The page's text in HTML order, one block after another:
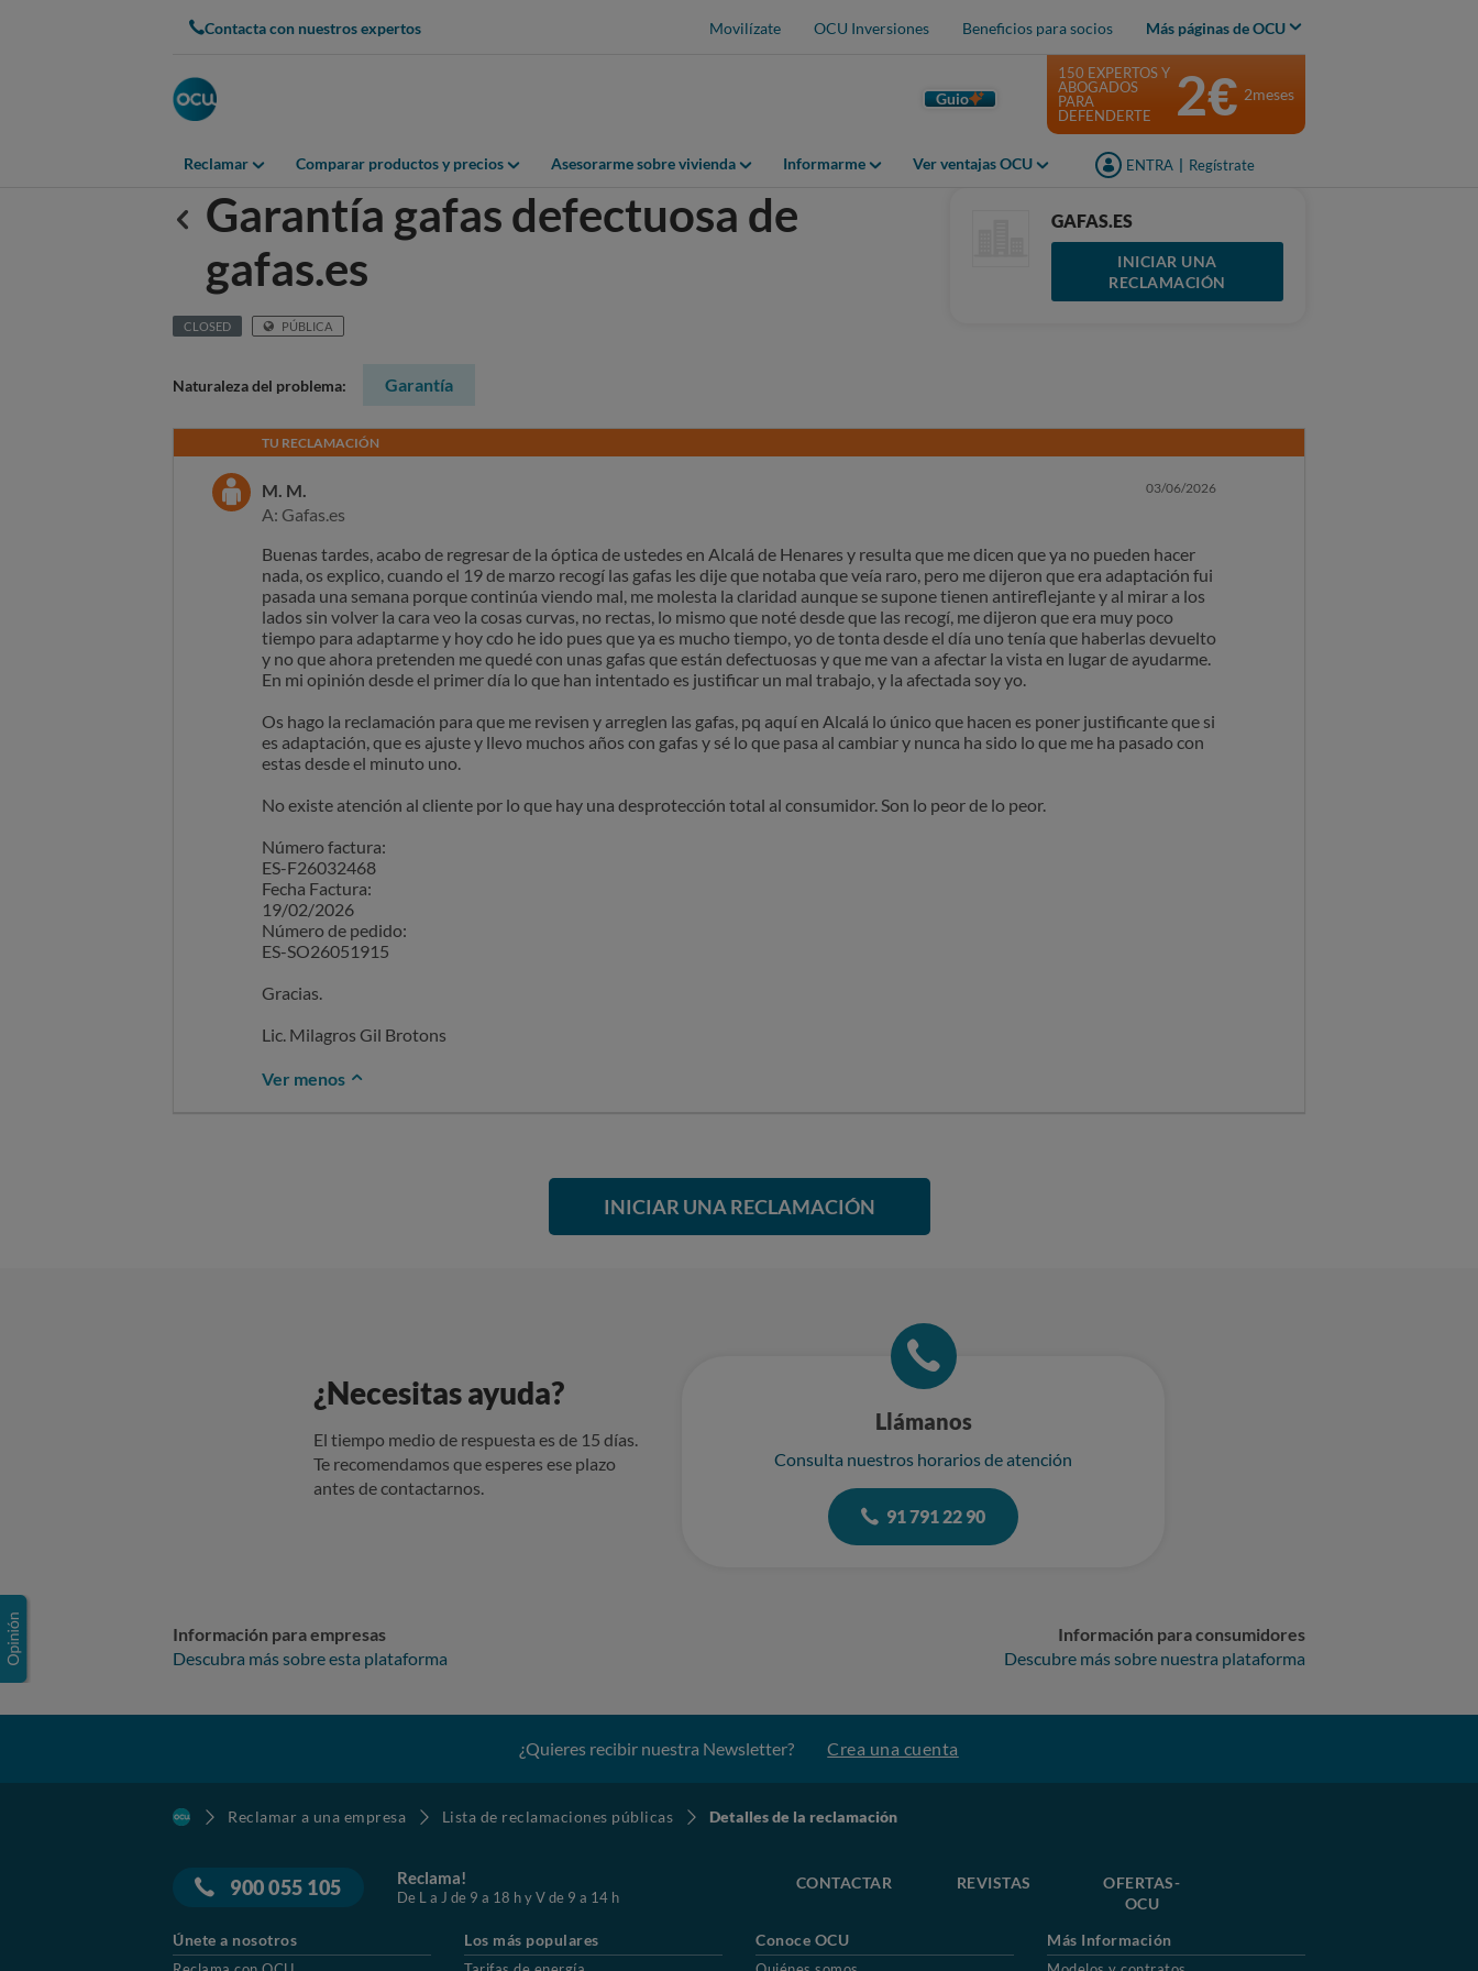
Contacta con nuestros expertos Movilízate OCU Inversiones Beneficios para socios Más páginas de OCU
Guio
Reclamar Comparar productos y precios Asesorarme sobre vivienda Informarme Ver ventajas OCU ENTRA Regístrate
150 EXPERTOS Y
ABOGADOS
PARA
DEFENDERTE
2€ 2meses
Anterior
Garantía gafas defectuosa de
gafas.es
CLOSED PÚBLICA
GAFAS.ES
INICIAR UNA
RECLAMACIÓN
Naturaleza del problema: Garantía
TU RECLAMACIÓN
M. M.
A: Gafas.es
03/06/2026
Buenas tardes, acabo de regresar de la óptica de ustedes en Alcalá de Henares y resulta que me dicen que ya no pueden hacer
nada, os explico, cuando el 19 de marzo recogí las gafas les dije que notaba que veía raro, pero me dijeron que era adaptación fui
pasada una semana porque continúa viendo mal, me molesta la claridad aunque se supone tienen antireflejante y al mirar a los
lados sin volver la cara veo la cosas curvas, no rectas, lo mismo que noté desde que las recogí, me dijeron que era muy poco
tiempo para adaptarme y hoy cdo he ido pues que ya es mucho tiempo, yo de tonta desde el día uno tenía que haberlas devuelto
y no que ahora pretenden me quedé con unas gafas que están defectuosas y que me van a afectar la vista en lugar de ayudarme.
En mi opinión desde el primer día lo que han intentado es justificar un mal trabajo, y la afectada soy yo.
Os hago la reclamación para que me revisen y arreglen las gafas, pq aquí en Alcalá lo único que hacen es poner justificante que si
es adaptación, que es ajuste y llevo muchos años con gafas y sé lo que pasa al cambiar y nunca ha sido lo que me ha pasado con
estas desde el minuto uno.
No existe atención al cliente por lo que hay una desprotección total al consumidor. Son lo peor de lo peor.
Número factura:
ES-F26032468
Fecha Factura:
19/02/2026
Número de pedido:
ES-SO26051915
Gracias.
Lic. Milagros Gil Brotons
Ver menos
INICIAR UNA RECLAMACIÓN
¿Necesitas ayuda?
El tiempo medio de respuesta es de 15 días.
Te recomendamos que esperes ese plazo
antes de contactarnos.
Llámanos
Consulta nuestros horarios de atención
91 791 22 90
Información para empresas
Descubra más sobre esta plataforma
Información para consumidores
Descubre más sobre nuestra plataforma
¿Quieres recibir nuestra Newsletter? Crea una cuenta
Reclamar a una empresa Lista de reclamaciones públicas Detalles de la reclamación
900 055 105 Reclama!
De L a J de 9 a 18 h y V de 9 a 14 h
CONTACTAR REVISTAS
OFERTAS-
OCU
Únete a nosotros
Los más populares
Conoce OCU
Más Información